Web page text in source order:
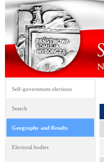
Self-government elections
Search
Geography and Results
Electoral bodies